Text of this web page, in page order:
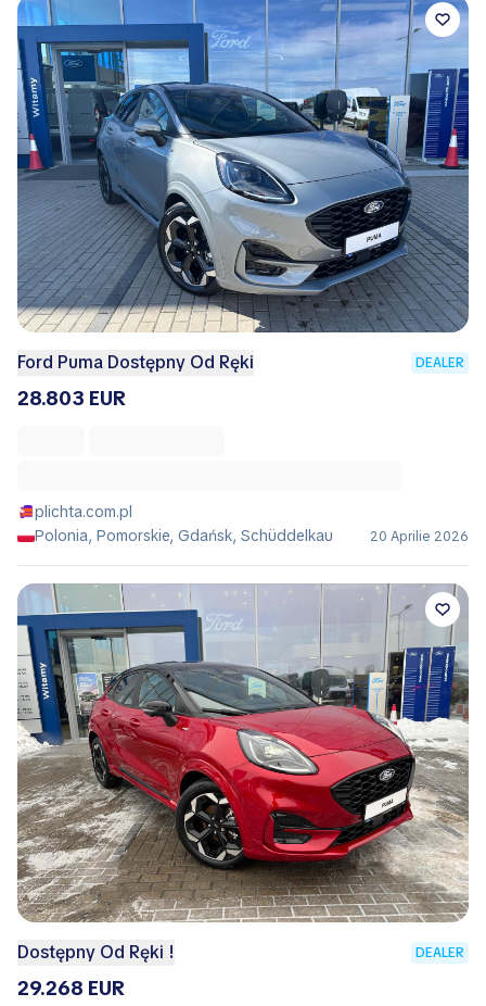
Ford Puma Dostępny Od Ręki DEALER
28.803 EUR
plichta.com.pl
Polonia, Pomorskie, Gdańsk, Schüddelkau
20 Aprilie 2026
Dostępny Od Ręki ! DEALER
29.268 EUR